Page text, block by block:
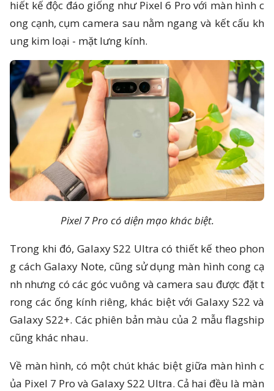
hiết kế độc đáo giống như Pixel 6 Pro với màn hình c
ong cạnh, cụm camera sau nằm ngang và kết cấu kh
ung kim loại - mặt lưng kính.
Pixel 7 Pro có diện mạo khác biệt.
Trong khi đó, Galaxy S22 Ultra có thiết kế theo phon
g cách Galaxy Note, cũng sử dụng màn hình cong cạ
nh nhưng có các góc vuông và camera sau được đặt t
rong các ống kính riêng, khác biệt với Galaxy S22 và
Galaxy S22+. Các phiên bản màu của 2 mẫu flagship
cũng khác nhau.
Về màn hình, có một chút khác biệt giữa màn hình c
ủa Pixel 7 Pro và Galaxy S22 Ultra. Cả hai đều là màn